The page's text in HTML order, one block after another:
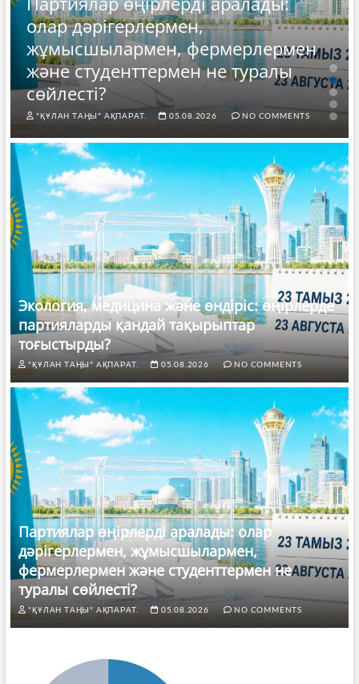
олар дәрігерлермен,
жұмысшылармен, фермерлермен
және студенттермен не туралы
сөйлесті?
"ҚҰЛАН ТАҢЫ" АҚПАРАТ. 05.08.2026 NO COMMENTS
Экология, медицина және өндіріс: өңірлерде
партияларды қандай тақырыптар
тоғыстырды?
"ҚҰЛАН ТАҢЫ" АҚПАРАТ. 05.08.2026 NO COMMENTS
Партиялар өңірлерді аралады: олар
дәрігерлермен, жұмысшылармен,
фермерлермен және студенттермен не
туралы сөйлесті?
"ҚҰЛАН ТАҢЫ" АҚПАРАТ. 05.08.2026 NO COMMENTS